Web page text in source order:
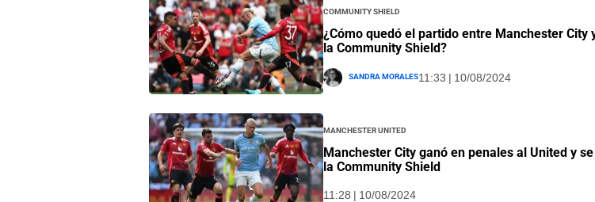
Community Shield
¿Cómo quedó el partido entre Manchester City
la Community Shield?
Sandra Morales11:33 | 10/08/2024
Manchester United
Manchester City ganó en penales al United y
la Community Shield
11:28 | 10/08/2024